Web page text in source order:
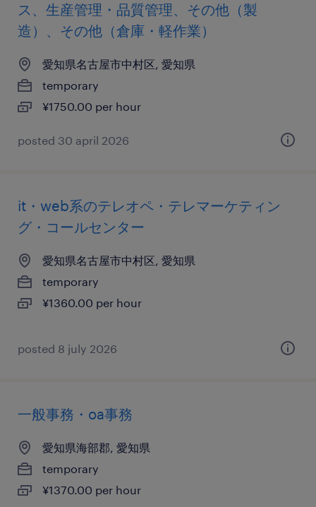
ス、生産管理・品質管理、その他（製
造）、その他（倉庫・軽作業）
愛知県名古屋市中村区, 愛知県
temporary
¥1750.00 per hour
posted 30 april 2026
it・web系のテレオペ・テレマーケティン
グ・コールセンター
愛知県名古屋市中村区, 愛知県
temporary
¥1360.00 per hour
posted 8 july 2026
一般事務・oa事務
愛知県海部郡, 愛知県
temporary
¥1370.00 per hour